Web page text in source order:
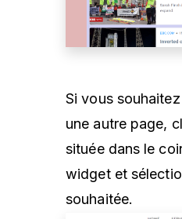
Si vous
une autre page,
située dans le
widget et
souhaitée.